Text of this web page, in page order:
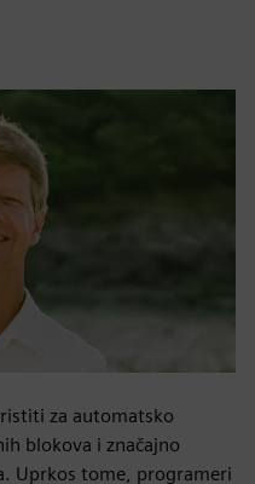
za automatsko
blokova i značajno
Uprkos tome, programeri